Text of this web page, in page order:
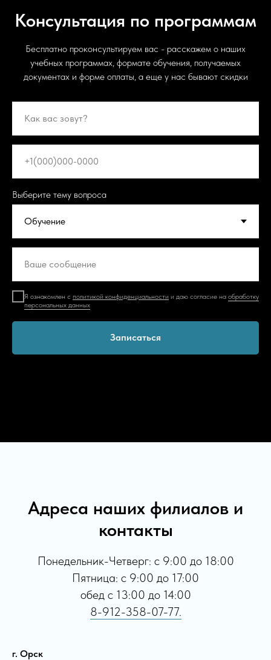
Консультация по программам
Бесплатно проконсультируем вас - расскажем о наших
учебных программах, формате обучения, получаемых
документах и форме оплаты, а еще у нас бывают скидки
Выберите тему вопроса
Я ознакомлен с политикой конфиденциальности и даю согласие на обработку
персональных данных
Записаться
Адреса наших филиалов и
контакты
Понедельник-Четверг: с 9:00 до 18:00
Пятница: с 9:00 до 17:00
обед с 13:00 до 14:00
8-912-358-07-77.
г. Орск